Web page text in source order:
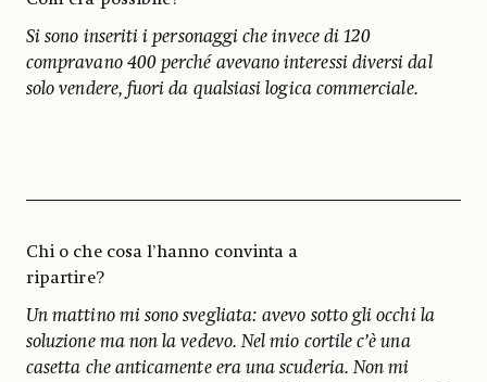
Si sono inseriti i personaggi che invece di 120
compravano 400 perché avevano interessi diversi dal
solo vendere, fuori da qualsiasi logica commerciale.
Chi o che cosa l’hanno convinta a
ripartire?
Un mattino mi sono svegliata: avevo sotto gli occhi la
soluzione ma non la vedevo. Nel mio cortile c’è una
casetta che anticamente era una scuderia. Non mi